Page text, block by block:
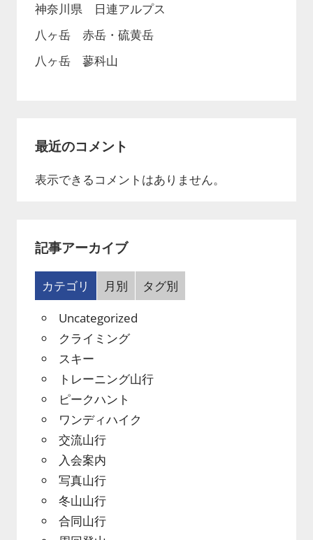
神奈川県 日連アルプス
八ヶ岳 赤岳・硫黄岳
八ヶ岳 蓼科山
最近のコメント
表示できるコメントはありません。
記事アーカイブ
カテゴリ 月別
タグ別
Uncategorized
クライミング
スキー
トレーニング山行
ピークハント
ワンディハイク
交流山行
入会案内
写真山行
冬山山行
合同山行